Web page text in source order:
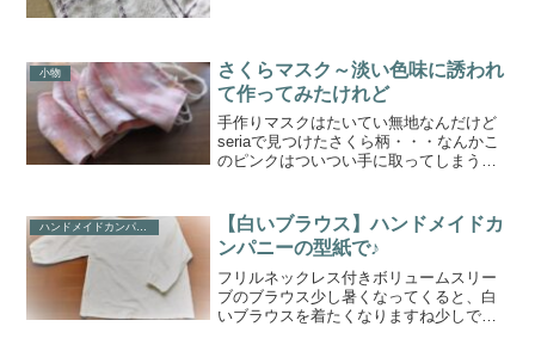
ゴミになりますがあとは無駄...
小物
さくらマスク～淡い色味に誘われ
て作ってみたけれど
手作りマスクはたいてい無地なんだけど
seriaで見つけたさくら柄・・・なんかこ
のピンクはついつい手に取ってしまうマ
スなどの目隠し用らしい一気に部屋が春
めいて、いいかもし...
ハンドメイドカンパニー
【白いブラウス】ハンドメイドカ
ンパニーの型紙で♪
フリルネックレス付きボリュームスリー
ブのブラウス少し暑くなってくると、白
いブラウスを着たくなりますね少しでも